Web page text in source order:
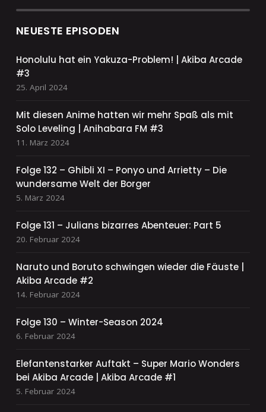
NEUESTE EPISODEN
Honolulu hat ein Yakuza-Problem! | Akiba Arcade
#3
25. April 2024
Mit diesen Anime hatten wir mehr Spaß als mit
Solo Leveling | Anihabara FM #3
11. März 2024
Folge 132 – Ghibli XI – Ponyo und Arrietty – Die
wundersame Welt der Borger
5. März 2024
Folge 131 – Julians bizarres Abenteuer: Part 5
20. Februar 2024
Naruto und Boruto schwingen wieder die Fäuste |
Akiba Arcade #2
14. Februar 2024
Folge 130 – Winter-Season 2024
6. Februar 2024
Elefantenstarker Auftakt – Super Mario Wonders
bei Akiba Arcade | Akiba Arcade #1
5. Februar 2024